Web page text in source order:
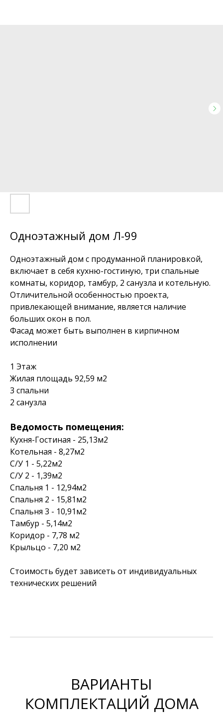
Одноэтажный дом Л-99
Одноэтажный дом с продуманной планировкой,
включает в себя кухню-гостиную, три спальные
комнаты, коридор, тамбур, 2 санузла и котельную.
Отличительной особенностью проекта,
привлекающей внимание, является наличие
больших окон в пол.
Фасад может быть выполнен в кирпичном
исполнении
1 Этаж
Жилая площадь 92,59 м2
3 спальни
2 санузла
Ведомость помещения:
Кухня-Гостиная - 25,13м2
Котельная - 8,27м2
С/У 1 - 5,22м2
С/У 2 - 1,39м2
Спальня 1 - 12,94м2
Спальня 2 - 15,81м2
Спальня 3 - 10,91м2
Тамбур - 5,14м2
Коридор - 7,78 м2
Крыльцо - 7,20 м2
Стоимость будет зависеть от индивидуальных
технических решений
ВАРИАНТЫ
КОМПЛЕКТАЦИЙ ДОМА